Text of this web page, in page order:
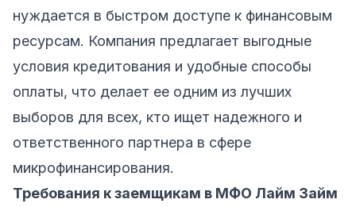
нуждается в быстром доступе к финансовым
ресурсам. Компания предлагает выгодные
условия кредитования и удобные способы
оплаты, что делает ее одним из лучших
выборов для всех, кто ищет надежного и
ответственного партнера в сфере
микрофинансирования.
Требования к заемщикам в МФО Лайм Займ